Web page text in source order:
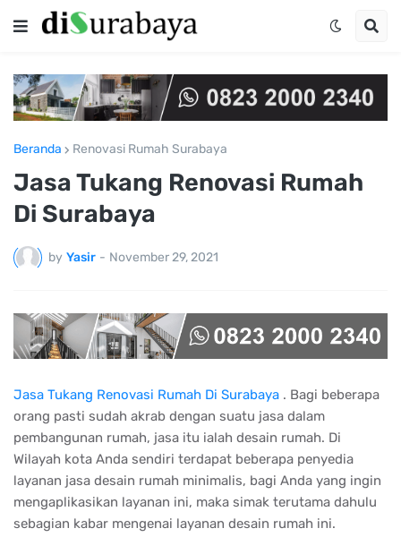
Beranda Renovasi Rumah Surabaya
Jasa Tukang Renovasi Rumah
Di Surabaya
by Yasir - November 29, 2021
Jasa Tukang Renovasi Rumah Di Surabaya . Bagi beberapa
orang pasti sudah akrab dengan suatu jasa dalam
pembangunan rumah, jasa itu ialah desain rumah. Di
Wilayah kota Anda sendiri terdapat beberapa penyedia
layanan jasa desain rumah minimalis, bagi Anda yang ingin
mengaplikasikan layanan ini, maka simak terutama dahulu
sebagian kabar mengenai layanan desain rumah ini.